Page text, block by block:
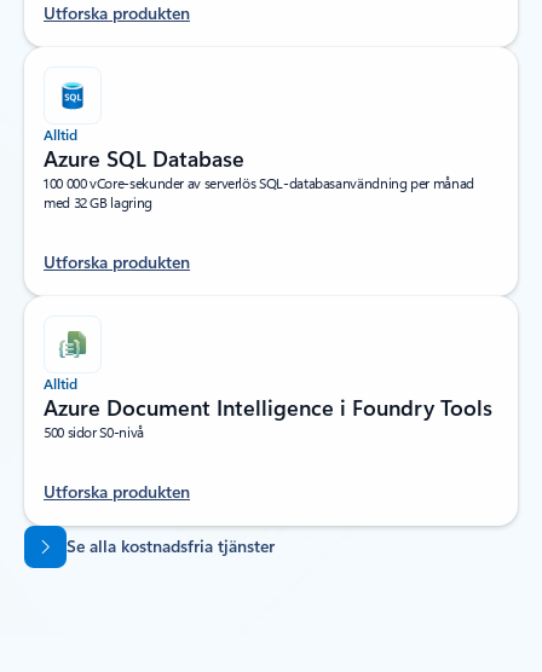
Utforska produkten
Alltid
Azure SQL Database
100 000 vCore-sekunder av serverlös SQL-databasanvändning per månad
med 32 GB lagring
Utforska produkten
Alltid
Azure Document Intelligence i Foundry Tools
500 sidor S0-nivå
Utforska produkten
Tillbaka till flikar
Se alla kostnadsfria tjänster